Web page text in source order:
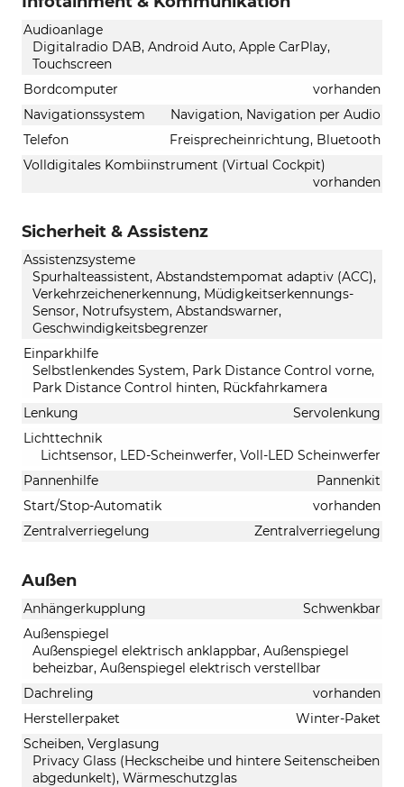
Audioanlage
Digitalradio DAB, Android Auto, Apple CarPlay,
Touchscreen
Bordcomputer
vorhanden
Navigationssystem
Navigation, Navigation per Audio
Telefon
Freisprecheinrichtung, Bluetooth
Volldigitales Kombiinstrument (Virtual Cockpit)
vorhanden
Sicherheit & Assistenz
Assistenzsysteme
Spurhalteassistent, Abstandstempomat adaptiv (ACC),
Verkehrzeichenerkennung, Müdigkeitserkennungs-
Sensor, Notrufsystem, Abstandswarner,
Geschwindigkeitsbegrenzer
Einparkhilfe
Selbstlenkendes System, Park Distance Control vorne,
Park Distance Control hinten, Rückfahrkamera
Lenkung
Servolenkung
Lichttechnik
Lichtsensor, LED-Scheinwerfer, Voll-LED Scheinwerfer
Pannenhilfe
Pannenkit
Start/Stop-Automatik
vorhanden
Zentralverriegelung
Zentralverriegelung
Außen
Anhängerkupplung
Schwenkbar
Außenspiegel
Außenspiegel elektrisch anklappbar, Außenspiegel
beheizbar, Außenspiegel elektrisch verstellbar
Dachreling
vorhanden
Herstellerpaket
Winter-Paket
Scheiben, Verglasung
Privacy Glass (Heckscheibe und hintere Seitenscheiben
abgedunkelt), Wärmeschutzglas